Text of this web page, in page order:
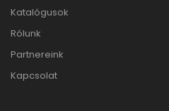
Katalógusok
Rólunk
Partnereink
Kapcsolat